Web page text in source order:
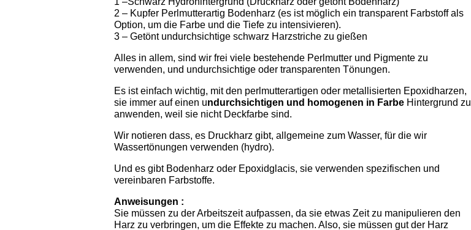
2 – Kupfer Perlmutterartig Bodenharz (es ist möglich ein transparent Farbstoff als
Option, um die Farbe und die Tiefe zu intensivieren).
3 – Getönt undurchsichtige schwarz Harzstriche zu gießen
Alles in allem, sind wir frei viele bestehende Perlmutter und Pigmente zu
verwenden, und undurchsichtige oder transparenten Tönungen.
Es ist einfach wichtig, mit den perlmutterartigen oder metallisierten Epoxidharzen,
sie immer auf einen undurchsichtigen und homogenen in Farbe Hintergrund zu
anwenden, weil sie nicht Deckfarbe sind.
Wir notieren dass, es Druckharz gibt, allgemeine zum Wasser, für die wir
Wassertönungen verwenden (hydro).
Und es gibt Bodenharz oder Epoxidglacis, sie verwenden spezifischen und
vereinbaren Farbstoffe.
Anweisungen :
Sie müssen zu der Arbeitszeit aufpassen, da sie etwas Zeit zu manipulieren den
Harz zu verbringen, um die Effekte zu machen. Also, sie müssen gut der Harz